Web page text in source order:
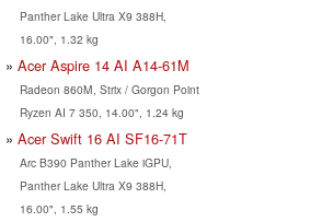
Panther Lake Ultra X9 388H,
16.00", 1.32 kg
Acer Aspire 14 AI A14-61M
Radeon 860M, Strix / Gorgon Point
Ryzen AI 7 350, 14.00", 1.24 kg
Acer Swift 16 AI SF16-71T
Arc B390 Panther Lake iGPU,
Panther Lake Ultra X9 388H,
16.00", 1.55 kg